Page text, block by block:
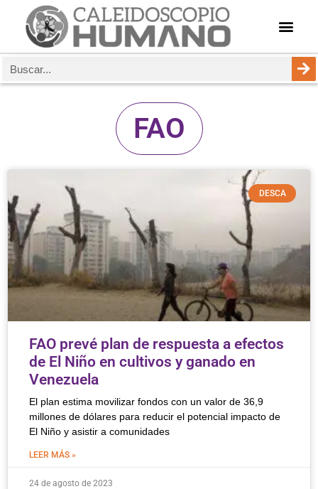
FAO
DESCA
FAO prevé plan de respuesta a efectos
de El Niño en cultivos y ganado en
Venezuela
El plan estima movilizar fondos con un valor de 36,9
millones de dólares para reducir el potencial impacto de
El Niño y asistir a comunidades
LEER MÁS »
24 de agosto de 2023